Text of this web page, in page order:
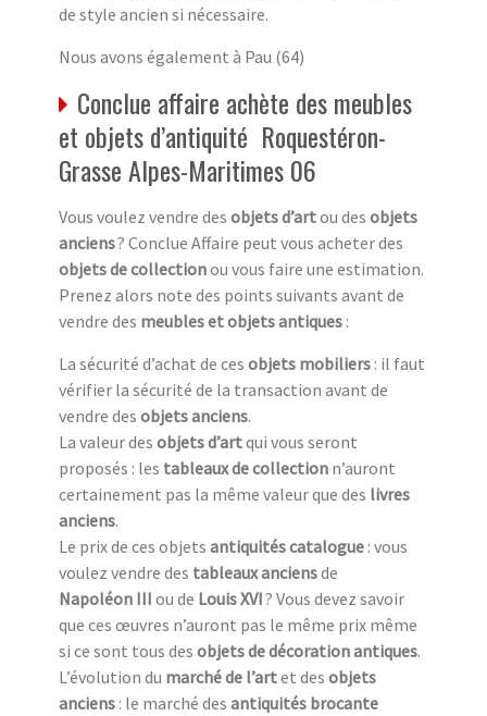
de style ancien si nécessaire.
Nous avons également à Pau (64)
Conclue affaire achète des meubles
et objets d’antiquité Roquestéron-
Grasse Alpes-Maritimes 06
Vous voulez vendre des objets d’artou des objets
anciens? Conclue Affaire peut vous acheter des
objets de collectionou vous faire une estimation.
Prenez alors note des points suivants avant de
vendre des meubles et objets antiques :
La sécurité d’achat de ces objets mobiliers : il faut
vérifier la sécurité de la transaction avant de
vendre des objets anciens.
La valeur des objets d’artqui vous seront
proposés : les tableaux de collection n’auront
certainement pas la même valeur que des livres
anciens.
Le prix de ces objets antiquités catalogue : vous
voulez vendre des tableaux anciensde
Napoléon III ou de Louis XVI? Vous devez savoir
que ces œuvres n’auront pas le même prix même
si ce sont tous des objets de décoration antiques.
L’évolution du marché de l’artet des objets
anciens : le marché des antiquités brocante